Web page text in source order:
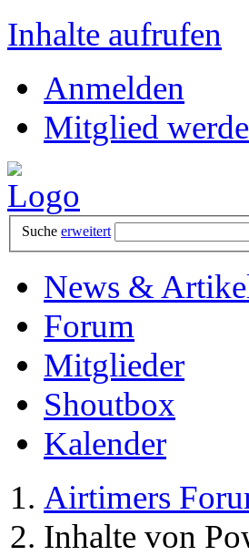
Inhalte aufrufen
Anmelden
Mitglied
Suche erweitert
News &
Forum
Mitglieder
Shoutbox
Kalender
Airtimers
Inhalte von